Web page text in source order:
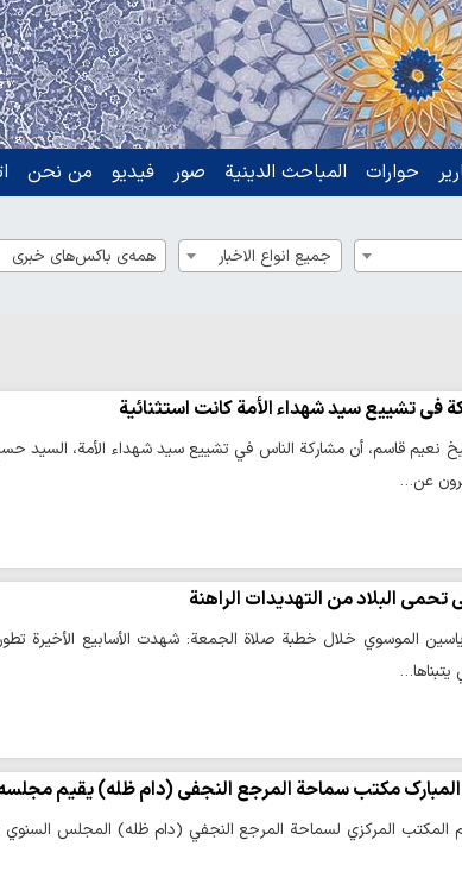
حوارات المباحث الدينية صور فیدیو من نحن
جميع انواع الاخبار همه‌ی باکس‌های خبری
في تشييع سيد شهداء الأمة كانت استثنائية
نعيم قاسم، أن مشاركة الناس في تشييع سيد شهداء الأمة، السيد
عن…
البلاد من التهديدات الراهنة
الموسوي خلال خطبة صلاة الجمعة: شهدت الأسابيع الأخيرة
يتبناها…
مكتب سماحة المرجع النجفي (دام ‏ظله) يقيم مجلسه
المكتب المركزي لسماحة المرجع النجفي (دام ظله) ‏المجلس